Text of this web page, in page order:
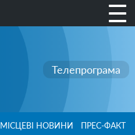
Телепрограма
МІСЦЕВІ НОВИНИ ПРЕС-ФАКТ